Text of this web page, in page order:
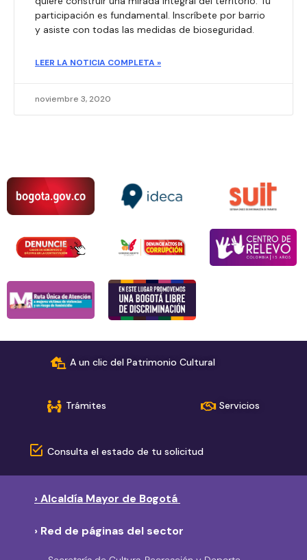
participación es fundamental. Inscríbete por barrio
y asiste con todas las medidas de bioseguridad.
LEER LA NOTICIA COMPLETA »
noviembre 3, 2020
A un clic del Patrimonio Cultural
Trámites Servicios
Consulta el estado de tu solicitud
› Alcaldía Mayor de Bogotá
› Red de páginas del sector